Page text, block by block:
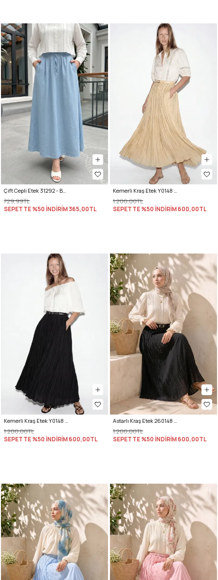
Çift Cepli Etek 31292 - BEBE MAVİSİ
729,99TL
SEPETTE %50 İNDİRİM365,00TL
Kemerli Kraş Etek Y0148 - TEREYAĞ SARISI
1.200,00TL
SEPETTE %50 İNDİRİM600,00TL
Kemerli Kraş Etek Y0148 - SİYAH
1.200,00TL
SEPETTE %50 İNDİRİM600,00TL
Astarlı Kraş Etek 260148 - SİYAH
1.200,00TL
SEPETTE %50 İNDİRİM600,00TL